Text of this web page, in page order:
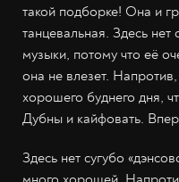
такой подборке! Она и
танцевальная. Здесь нет
музыки, потому что её
она не влезет.
хорошего буднего дня,
Дубны и кайфовать.
Здесь нет сугубо